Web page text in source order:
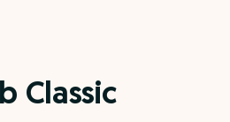
Classic